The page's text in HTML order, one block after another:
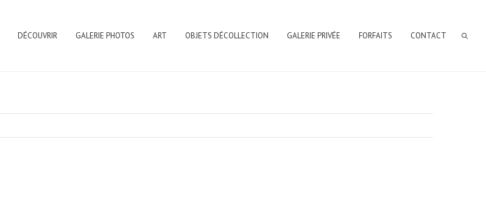
DÉCOUVRIR GALERIE PHOTOS ART OBJETS DÉCOLLECTION GALERIE PRIVÉE FORFAITS CONTACT